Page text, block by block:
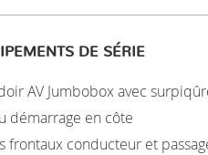
DE SÉRIE
AV Jumbobox avec
démarrage en côte
frontaux conducteur et